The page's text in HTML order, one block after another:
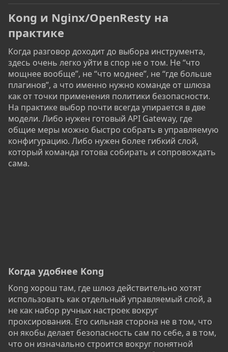
Kong и Nginx/OpenResty на
практике​
Когда разговор доходит до выбора инструмента,
здесь очень легко уйти в спор не о том. Не “что
мощнее вообще”, не “что моднее”, не “где больше
плагинов”, а что именно нужно команде от шлюза
как от точки применения политики безопасности.
На практике выбор почти всегда упирается в две
модели. Либо нужен готовый API Gateway, где
общие меры можно быстро собрать в управляемую
конфигурацию. Либо нужен более гибкий слой,
который команда готова собирать и сопровождать
сама.
Когда удобнее Kong​
Kong хорош там, где шлюз действительно хотят
использовать как отдельный управляемый слой, а
не как набор ручных настроек вокруг
проксирования. Его сильная сторона не в том, что
он якобы делает безопасность сам по себе, а в том,
что он изначально строится вокруг понятной